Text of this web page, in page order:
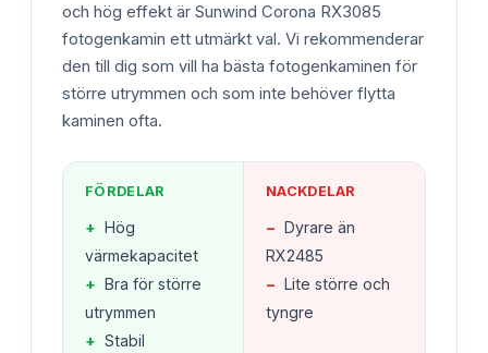
och hög effekt är Sunwind Corona RX3085
fotogenkamin ett utmärkt val. Vi rekommenderar
den till dig som vill ha bästa fotogenkaminen för
större utrymmen och som inte behöver flytta
kaminen ofta.
FÖRDELAR
+ Hög
värmekapacitet
+ Bra för större
utrymmen
+ Stabil
NACKDELAR
− Dyrare än
RX2485
− Lite större och
tyngre